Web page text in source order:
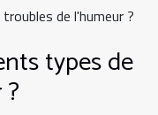
de l'humeur ?
types de